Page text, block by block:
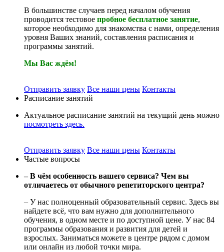
В большинстве случаев перед началом обучения
проводится тестовое пробное бесплатное занятие,
которое необходимо для знакомства с нами, определения
уровня Ваших знаний, составления расписания и
программы занятий.
Мы Вас ждём!
Отправить заявку Все наши цены Контакты
Расписание занятий
Актуальное расписание занятий на текущий день можно
посмотреть здесь.
Отправить заявку Все наши цены Контакты
Частые вопросы
– В чём особенность вашего сервиса? Чем вы
отличаетесь от обычного репетиторского центра?
– У нас полноценный образовательный сервис. Здесь вы
найдете всё, что вам нужно для дополнительного
обучения, в одном месте и по доступной цене. У нас 84
программы образования и развития для детей и
взрослых. Заниматься можете в центре рядом с домом
или онлайн из любой точки мира.